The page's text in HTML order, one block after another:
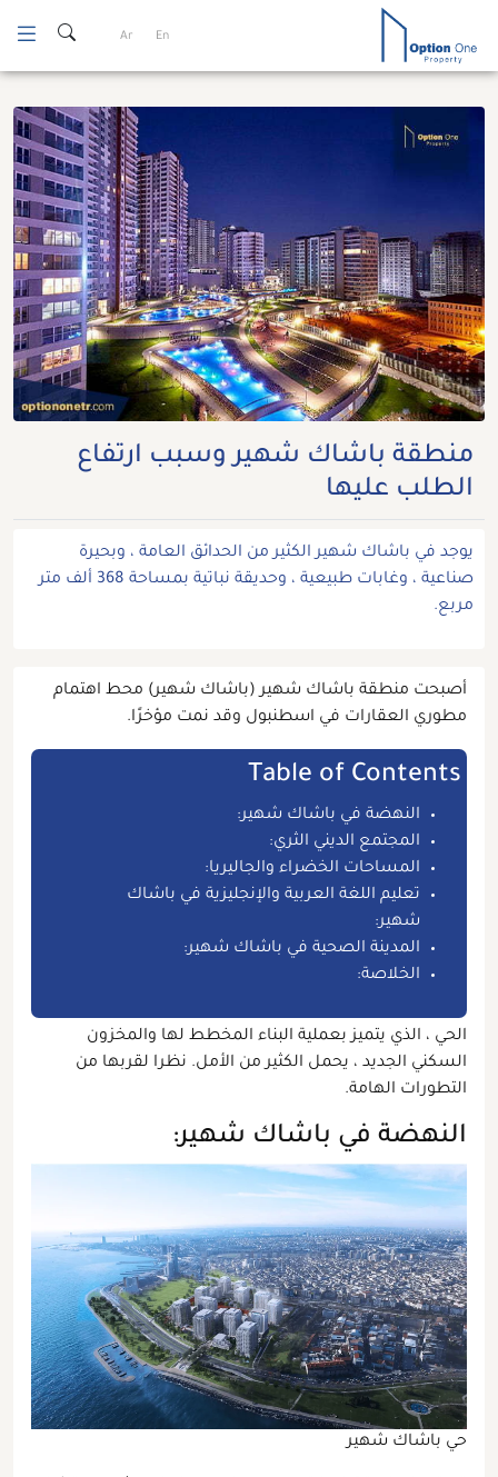
content
En
Ar
منطقة باشاك شهير وسبب ارتفاع
الطلب عليها
يوجد في باشاك شهير الكثير من الحدائق العامة ، وبحيرة
صناعية ، وغابات طبيعية ، وحديقة نباتية بمساحة 368 ألف متر
مربع.
أصبحت منطقة باشاك شهير (باشاك شهير) محط اهتمام
مطوري العقارات في اسطنبول وقد نمت مؤخرًا.
Table of Contents
النهضة في باشاك شهير:
المجتمع الديني الثري:
المساحات الخضراء والجاليريا:
تعليم اللغة العربية والإنجليزية في باشاك
شهير:
المدينة الصحية في باشاك شهير:
الخلاصة:
الحي ، الذي يتميز بعملية البناء المخطط لها والمخزون
السكني الجديد ، يحمل الكثير من الأمل. نظرا لقربها من
التطورات الهامة.
النهضة في باشاك شهير:
حي باشاك شهير